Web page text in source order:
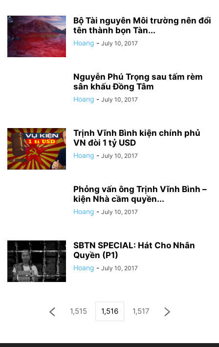
Bộ Tài nguyên Môi trường nên đổi
tên thành bọn Tàn...
Hoang - July 10, 2017
Nguyễn Phú Trọng sau tấm rèm
sân khấu Đồng Tâm
Hoang - July 10, 2017
Trịnh Vĩnh Bình kiện chính phủ
VN đòi 1 tỷ USD
Hoang - July 10, 2017
Phỏng vấn ông Trịnh Vĩnh Bình –
kiện Nhà cầm quyền...
Hoang - July 10, 2017
SBTN SPECIAL: Hát Cho Nhân
Quyền (P1)
Hoang - July 10, 2017
1,515 1,516 1,517